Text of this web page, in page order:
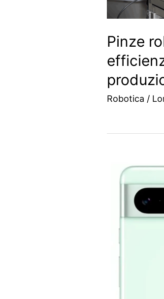
Pinze
Robotica /